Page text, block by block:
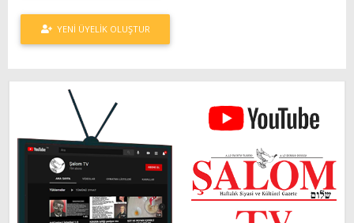
YENI ÜYELIK OLUŞTUR